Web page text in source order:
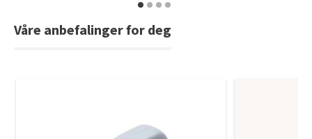
Våre anbefalinger for deg